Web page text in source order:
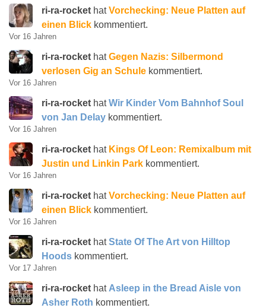
ri-ra-rocket hatVorchecking: Neue Platten auf
einen Blick kommentiert.
Vor 16 Jahren
ri-ra-rocket hatGegen Nazis: Silbermond
verlosen Gig an Schule kommentiert.
Vor 16 Jahren
ri-ra-rocket hatWir Kinder Vom Bahnhof Soul
von Jan Delay kommentiert.
Vor 16 Jahren
ri-ra-rocket hat Kings Of Leon: Remixalbum mit
Justin und Linkin Park kommentiert.
Vor 16 Jahren
ri-ra-rocket hatVorchecking: Neue Platten auf
einen Blick kommentiert.
Vor 16 Jahren
ri-ra-rocket hatState Of The Art von Hilltop
Hoods kommentiert.
Vor 17 Jahren
ri-ra-rocket hat Asleep in the Bread Aisle von
Asher Roth kommentiert.